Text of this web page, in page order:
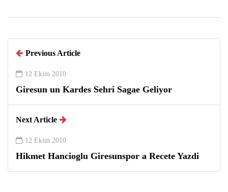
Previous Article
12 Ekim 2010
Giresun un Kardes Sehri Sagae Geliyor
Next Article
12 Ekim 2010
Hikmet Hancioglu Giresunspor a Recete Yazdi